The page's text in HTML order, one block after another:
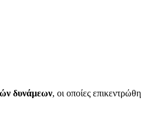
δυνάμεων, οι οποίες